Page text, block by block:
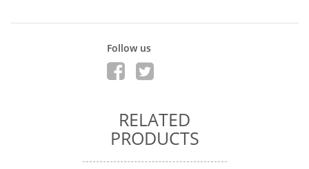
Follow us
RELATED
PRODUCTS